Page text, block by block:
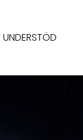
UNDERSTÖD